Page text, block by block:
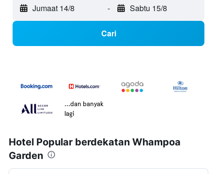
Jumaat 14/8 - Sabtu 15/8
Cari
...dan banyak
lagi
Hotel Popular berdekatan Whampoa
Garden